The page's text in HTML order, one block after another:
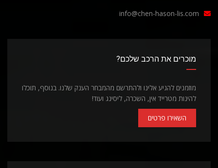
info@chen-hason-lis.com
מוכרים את הרכב שלכם?
מוזמנים להגיע אלינו ולהתרשם מהמבחר הענק שלנו. בנוסף, תוכלו
להינות מטרייד אין, השכרה, ליסינג ועוד!
השאירו פרטים